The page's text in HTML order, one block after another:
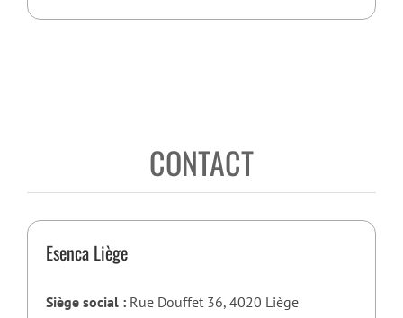
CONTACT
Esenca Liège
Siège social : Rue Douffet 36, 4020 Liège